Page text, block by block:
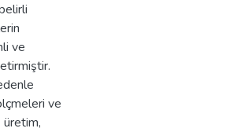
ve
ve
üretim,